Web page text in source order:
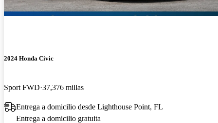
2024 Honda Civic
Sport FWD 37,376 millas
Entrega a domicilio desde Lighthouse Point, FL
Entrega a domicilio gratuita